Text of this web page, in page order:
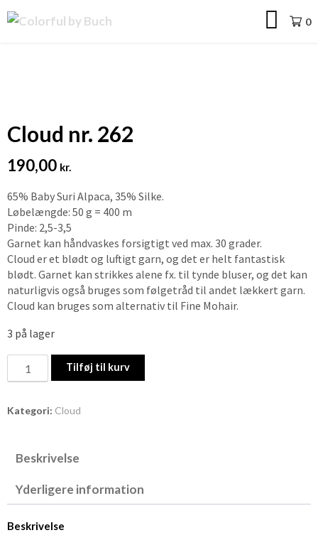
Skip
0
Cloud nr. 262
190,00 kr.
65% Baby Suri Alpaca, 35% Silke.
Løbelængde: 50 g = 400 m
Pinde: 2,5-3,5
Garnet kan håndvaskes forsigtigt ved max. 30 grader.
Cloud er et blødt og luftigt garn, og det er helt fantastisk
blødt. Garnet kan strikkes alene fx. til tynde bluser, og det kan
naturligvis også bruges som følgetråd til andet lækkert garn.
Cloud kan bruges som alternativ til Fine Mohair.
3 på lager
Cloud
nr.
antal
Tilføj til kurv
Kategori: Cloud
Beskrivelse
Yderligere information
Beskrivelse